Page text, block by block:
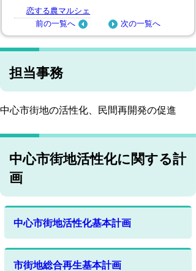
恋する農マルシェ
前の一覧へ
次の一覧へ
担当事務
中心市街地の活性化、民間再開発の促進
中心市街地活性化に関する計
画
中心市街地活性化基本計画
市街地総合再生基本計画